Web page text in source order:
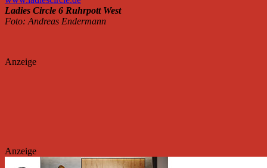
Ladies Circle 6 Ruhrpott West
Foto: Andreas Endermann
Anzeige
Anzeige